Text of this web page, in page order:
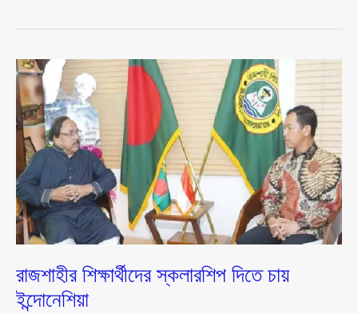
রাজশাহীর শিক্ষার্থীদের স্কলারশিপ দিতে চায়
ইন্দোনেশিয়া
রাজশাহীর
শিক্ষার্থীদের
স্কলারশিপ
দিতে
চায়
ইন্দোনেশিয়া